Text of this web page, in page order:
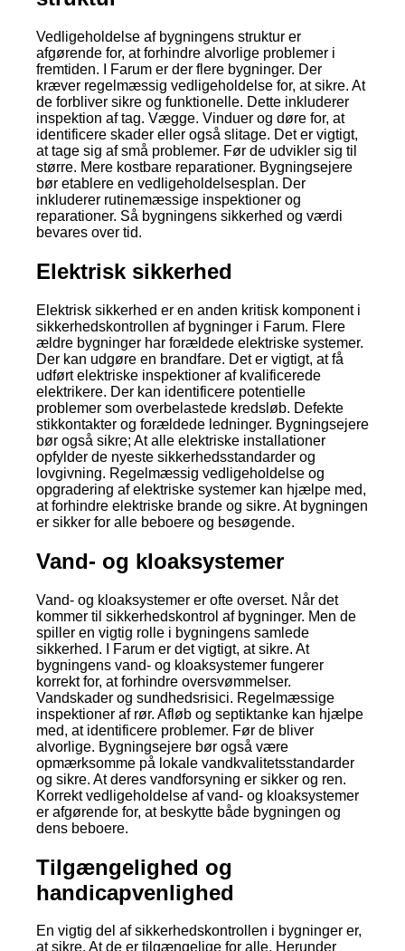
Vedligeholdelse af bygningens struktur er
afgørende for, at forhindre alvorlige problemer i
fremtiden. I Farum er der flere bygninger. Der
kræver regelmæssig vedligeholdelse for, at sikre. At
de forbliver sikre og funktionelle. Dette inkluderer
inspektion af tag. Vægge. Vinduer og døre for, at
identificere skader eller også slitage. Det er vigtigt,
at tage sig af små problemer. Før de udvikler sig til
større. Mere kostbare reparationer. Bygningsejere
bør etablere en vedligeholdelsesplan. Der
inkluderer rutinemæssige inspektioner og
reparationer. Så bygningens sikkerhed og værdi
bevares over tid.
Elektrisk sikkerhed
Elektrisk sikkerhed er en anden kritisk komponent i
sikkerhedskontrollen af bygninger i Farum. Flere
ældre bygninger har forældede elektriske systemer.
Der kan udgøre en brandfare. Det er vigtigt, at få
udført elektriske inspektioner af kvalificerede
elektrikere. Der kan identificere potentielle
problemer som overbelastede kredsløb. Defekte
stikkontakter og forældede ledninger. Bygningsejere
bør også sikre; At alle elektriske installationer
opfylder de nyeste sikkerhedsstandarder og
lovgivning. Regelmæssig vedligeholdelse og
opgradering af elektriske systemer kan hjælpe med,
at forhindre elektriske brande og sikre. At bygningen
er sikker for alle beboere og besøgende.
Vand- og kloaksystemer
Vand- og kloaksystemer er ofte overset. Når det
kommer til sikkerhedskontrol af bygninger. Men de
spiller en vigtig rolle i bygningens samlede
sikkerhed. I Farum er det vigtigt, at sikre. At
bygningens vand- og kloaksystemer fungerer
korrekt for, at forhindre oversvømmelser.
Vandskader og sundhedsrisici. Regelmæssige
inspektioner af rør. Afløb og septiktanke kan hjælpe
med, at identificere problemer. Før de bliver
alvorlige. Bygningsejere bør også være
opmærksomme på lokale vandkvalitetsstandarder
og sikre. At deres vandforsyning er sikker og ren.
Korrekt vedligeholdelse af vand- og kloaksystemer
er afgørende for, at beskytte både bygningen og
dens beboere.
Tilgængelighed og
handicapvenlighed
En vigtig del af sikkerhedskontrollen i bygninger er,
at sikre. At de er tilgængelige for alle. Herunder